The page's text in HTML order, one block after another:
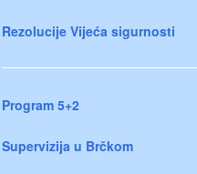
Rezolucije Vijeća sigurnosti
Program 5+2
Supervizija u Brčkom